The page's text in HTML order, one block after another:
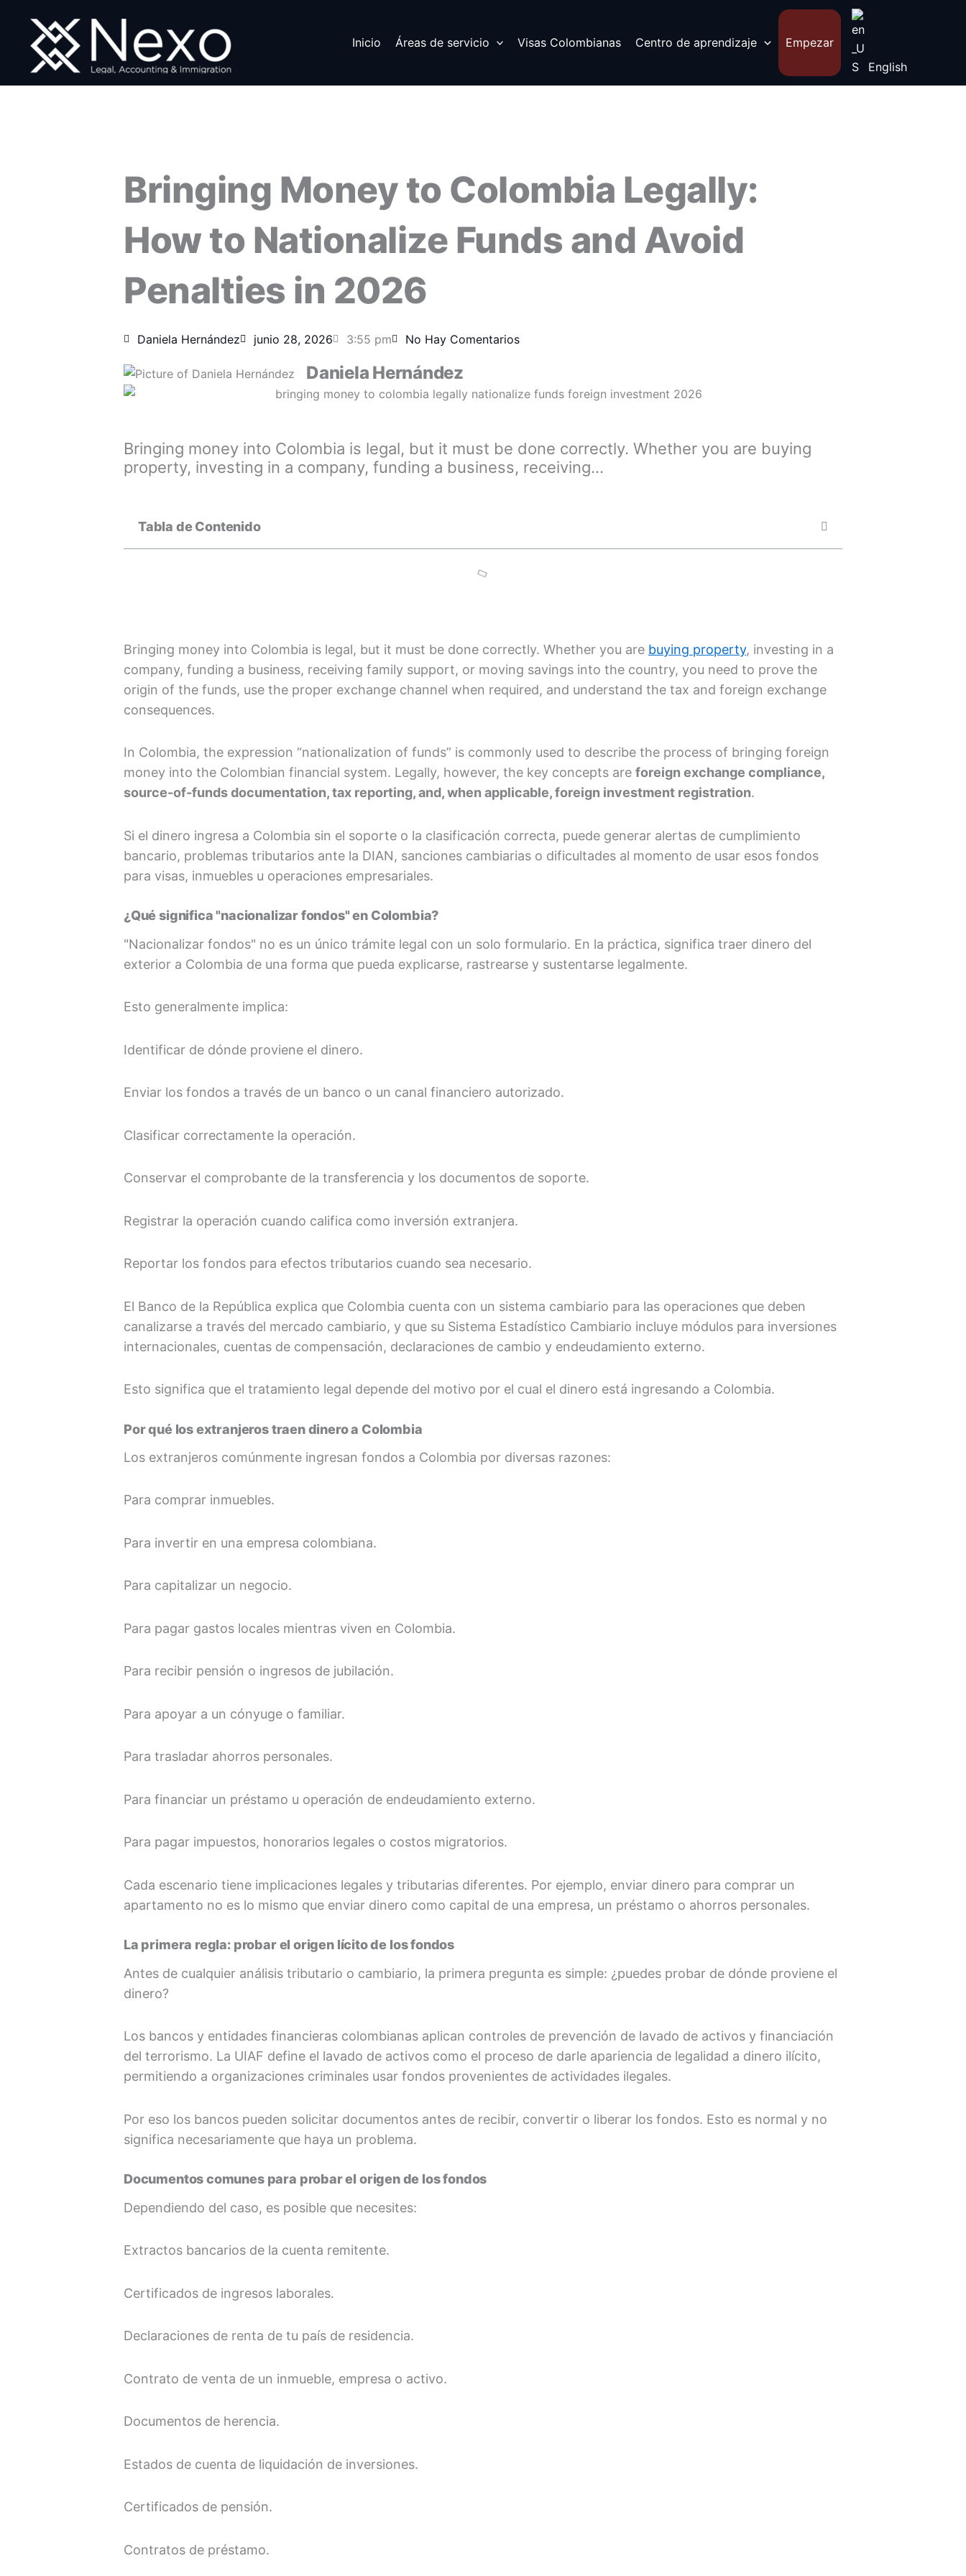
contenido
Inicio Áreas de servicio Visas Colombianas Centro de aprendizaje
Empezar
English
Bringing Money to Colombia Legally:
How to Nationalize Funds and Avoid
Penalties in 2026
Daniela Hernández junio 28, 2026 3:55 pm No Hay Comentarios
Daniela Hernández
Bringing money into Colombia is legal, but it must be done correctly. Whether you are buying
property, investing in a company, funding a business, receiving…
Tabla de Contenido
Bringing money into Colombia is legal, but it must be done correctly. Whether you are buying property, investing in a
company, funding a business, receiving family support, or moving savings into the country, you need to prove the
origin of the funds, use the proper exchange channel when required, and understand the tax and foreign exchange
consequences.
In Colombia, the expression “nationalization of funds” is commonly used to describe the process of bringing foreign
money into the Colombian financial system. Legally, however, the key concepts are foreign exchange compliance,
source-of-funds documentation, tax reporting, and, when applicable, foreign investment registration.
Si el dinero ingresa a Colombia sin el soporte o la clasificación correcta, puede generar alertas de cumplimiento
bancario, problemas tributarios ante la DIAN, sanciones cambiarias o dificultades al momento de usar esos fondos
para visas, inmuebles u operaciones empresariales.
¿Qué significa "nacionalizar fondos" en Colombia?
"Nacionalizar fondos" no es un único trámite legal con un solo formulario. En la práctica, significa traer dinero del
exterior a Colombia de una forma que pueda explicarse, rastrearse y sustentarse legalmente.
Esto generalmente implica:
Identificar de dónde proviene el dinero.
Enviar los fondos a través de un banco o un canal financiero autorizado.
Clasificar correctamente la operación.
Conservar el comprobante de la transferencia y los documentos de soporte.
Registrar la operación cuando califica como inversión extranjera.
Reportar los fondos para efectos tributarios cuando sea necesario.
El Banco de la República explica que Colombia cuenta con un sistema cambiario para las operaciones que deben
canalizarse a través del mercado cambiario, y que su Sistema Estadístico Cambiario incluye módulos para inversiones
internacionales, cuentas de compensación, declaraciones de cambio y endeudamiento externo.
Esto significa que el tratamiento legal depende del motivo por el cual el dinero está ingresando a Colombia.
Por qué los extranjeros traen dinero a Colombia
Los extranjeros comúnmente ingresan fondos a Colombia por diversas razones:
Para comprar inmuebles.
Para invertir en una empresa colombiana.
Para capitalizar un negocio.
Para pagar gastos locales mientras viven en Colombia.
Para recibir pensión o ingresos de jubilación.
Para apoyar a un cónyuge o familiar.
Para trasladar ahorros personales.
Para financiar un préstamo u operación de endeudamiento externo.
Para pagar impuestos, honorarios legales o costos migratorios.
Cada escenario tiene implicaciones legales y tributarias diferentes. Por ejemplo, enviar dinero para comprar un
apartamento no es lo mismo que enviar dinero como capital de una empresa, un préstamo o ahorros personales.
La primera regla: probar el origen lícito de los fondos
Antes de cualquier análisis tributario o cambiario, la primera pregunta es simple: ¿puedes probar de dónde proviene el
dinero?
Los bancos y entidades financieras colombianas aplican controles de prevención de lavado de activos y financiación
del terrorismo. La UIAF define el lavado de activos como el proceso de darle apariencia de legalidad a dinero ilícito,
permitiendo a organizaciones criminales usar fondos provenientes de actividades ilegales.
Por eso los bancos pueden solicitar documentos antes de recibir, convertir o liberar los fondos. Esto es normal y no
significa necesariamente que haya un problema.
Documentos comunes para probar el origen de los fondos
Dependiendo del caso, es posible que necesites:
Extractos bancarios de la cuenta remitente.
Certificados de ingresos laborales.
Declaraciones de renta de tu país de residencia.
Contrato de venta de un inmueble, empresa o activo.
Documentos de herencia.
Estados de cuenta de liquidación de inversiones.
Certificados de pensión.
Contratos de préstamo.